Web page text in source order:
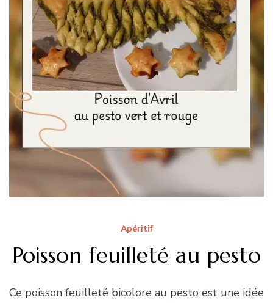
Apéritif
Poisson feuilleté au pesto
Ce poisson feuilleté bicolore au pesto est une idée